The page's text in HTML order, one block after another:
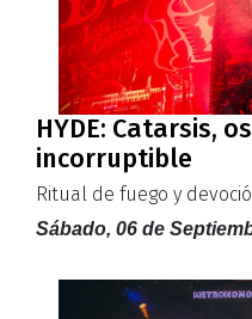
HYDE: Catarsis,
incorruptible
Ritual de fuego y
Sábado, 06 de